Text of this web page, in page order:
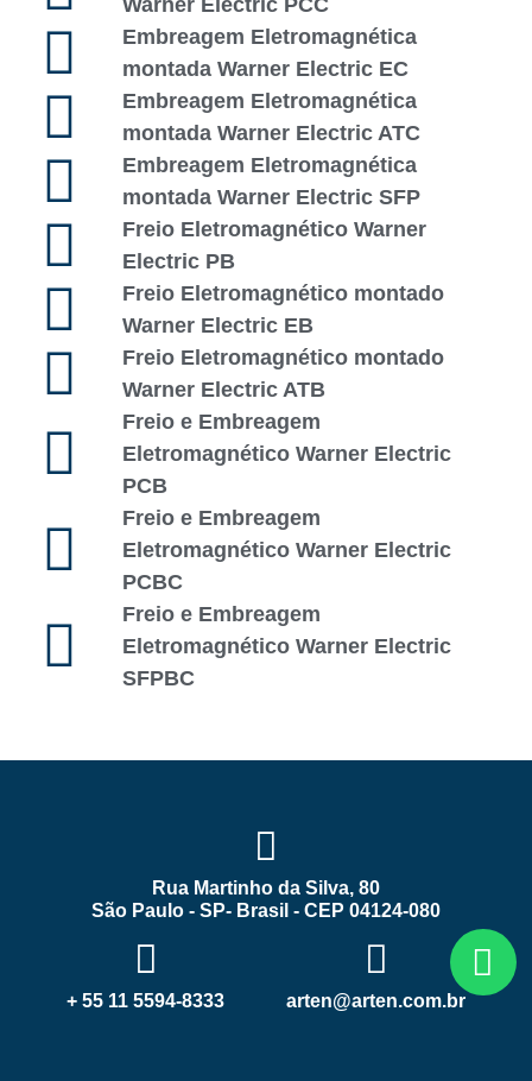
Embreagem Eletromagnética
montada Warner Electric EC
Embreagem Eletromagnética
montada Warner Electric ATC
Embreagem Eletromagnética
montada Warner Electric SFP
Freio Eletromagnético Warner
Electric PB
Freio Eletromagnético montado
Warner Electric EB
Freio Eletromagnético montado
Warner Electric ATB
Freio e Embreagem
Eletromagnético Warner Electric
PCB
Freio e Embreagem
Eletromagnético Warner Electric
PCBC
Freio e Embreagem
Eletromagnético Warner Electric
SFPBC
Rua Martinho da Silva, 80
São Paulo - SP- Brasil - CEP 04124-080
+ 55 11 5594-8333 arten@arten.com.br